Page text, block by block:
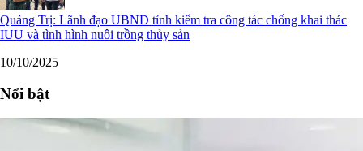
Quảng Trị: Lãnh đạo UBND tỉnh kiểm tra công tác chống khai thác
IUU và tình hình nuôi trồng thủy sản
10/10/2025
Nổi bật